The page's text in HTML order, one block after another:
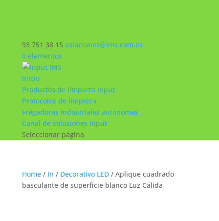
93 751 38 15 soluciones@ims.com.es
0 elementos
Inicio
Productos de limpieza Input
Protocolos de limpieza
Fregadoras industriales autónomas
Canal de soluciones Input
Seleccionar página
Home/ In / Decorativo LED/ Aplique cuadrado
basculante de superficie blanco Luz Cálida